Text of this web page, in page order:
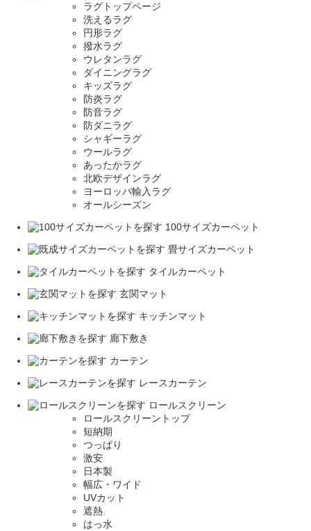
ラグトップページ
洗えるラグ
円形ラグ
撥水ラグ
ウレタンラグ
ダイニングラグ
キッズラグ
防炎ラグ
防音ラグ
防ダニラグ
シャギーラグ
ウールラグ
あったかラグ
北欧デザインラグ
ヨーロッパ輸入ラグ
オールシーズン
100サイズカーペット
畳サイズカーペット
タイルカーペット
玄関マット
キッチンマット
廊下敷き
カーテン
レースカーテン
ロールスクリーン
ロールスクリーントップ
短納期
つっぱり
激安
日本製
幅広・ワイド
UVカット
遮熱
はっ水